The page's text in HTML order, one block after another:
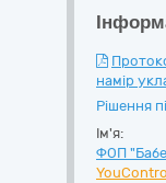
намір
Рішення
Ім'я:
ФОП